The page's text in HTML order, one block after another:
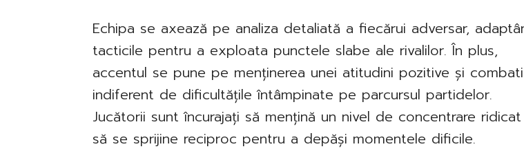
Echipa se axează pe analiza detaliată a fiecărui adversar,
tacticile pentru a exploata punctele slabe ale rivalilor. În plus,
accentul se pune pe menținerea unei atitudini pozitive și
indiferent de dificultățile întâmpinate pe parcursul partidelor.
Jucătorii sunt încurajați să mențină un nivel de concentrare
să se sprijine reciproc pentru a depăși momentele dificile.